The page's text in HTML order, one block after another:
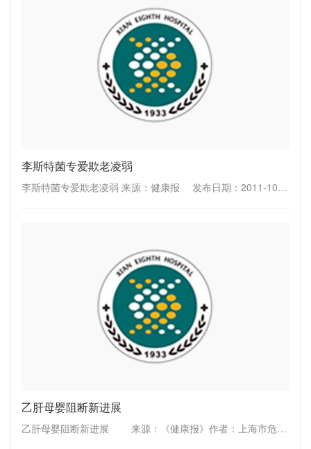
李斯特菌专爱欺老凌弱
李斯特菌专爱欺老凌弱 来源：健康报 发布日期：2011-10-10 作者：北京地坛医院主任医师 蔡晧东 最近，美国发生李斯特菌病疫情，上百人因吃了被李斯特菌污染的甜瓜患病，20余人死亡。这......
乙肝母婴阻断新进展
乙肝母婴阻断新进展 来源：《健康报》作者：上海市危重孕产妇会诊抢救中心主任 蒋佩茹 我国每年有14万~16万乙肝病毒感染的孕妇妊娠分娩，其早产、出血、新生儿出生缺陷率和其他不良妊娠结局发生率均高于普通孕产妇。如果不......